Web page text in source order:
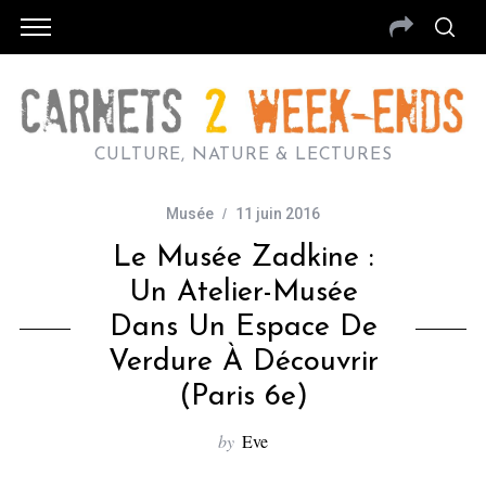
CULTURE, NATURE & LECTURES
Musée 11 juin 2016
Le Musée Zadkine :
Un Atelier-Musée
Dans Un Espace De
Verdure À Découvrir
(Paris 6e)
by Eve